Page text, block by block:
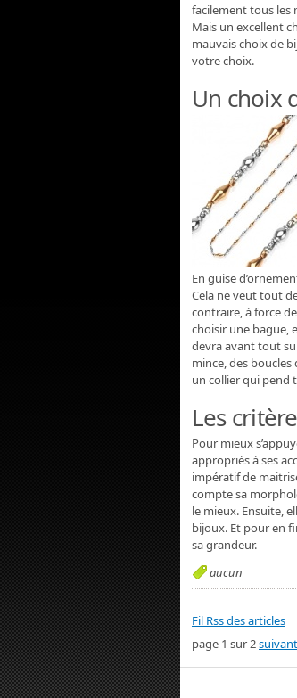
facilement tous les
Mais un excellent
mauvais choix de
votre choix.
Un choix
En guise
Cela ne veut tout
contraire, à force
choisir une bague,
devra avant tout
mince, des
un collier qui pend
Les
Pour mieux
appropriés à ses
impératif de
compte sa
le mieux. Ensuite,
bijoux. Et pour en
sa grandeur.
aucun
Fil Rss des articles
page 1 sur 2